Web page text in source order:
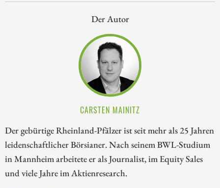
Der Autor
CARSTEN MAINITZ
Der gebürtige Rheinland-Pfälzer ist seit mehr als 25 Jahren
leidenschaftlicher Börsianer. Nach seinem BWL-Studium
in Mannheim arbeitete er als Journalist, im Equity Sales
und viele Jahre im Aktienresearch.